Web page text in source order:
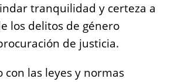
tranquilidad y certeza a
los delitos de género
de justicia.
las leyes y normas